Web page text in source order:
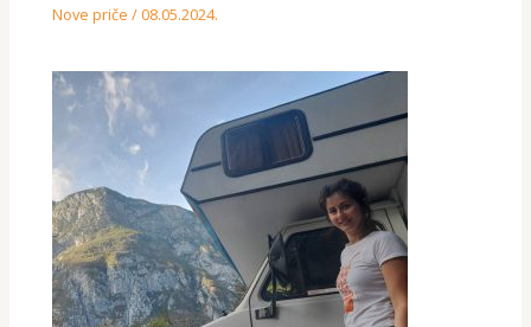
Nove priče /08.05.2024.